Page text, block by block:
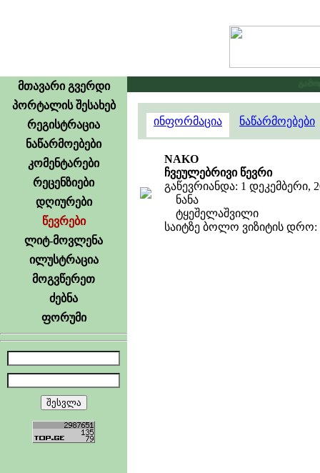
მთავარი გვერდი
პორტალის შესახებ
რეგისტრაცია
ნაწარმოებები
კომენტარები
რეცენზიები
დღიურები
წევრები
ლიტ-მოვლენა
ილუსტრაცია
მოგვწერეთ
ძებნა
ფორუმი
ინფორმაცია ნაწარმოებები
NAKO
ჩვეულებრივი წევრი
გაწევრიანდა: 1 დეკემბერი,
ნანა
ტყეშელაშვილი
საიტზე ბოლო ვიზიტის დრო: